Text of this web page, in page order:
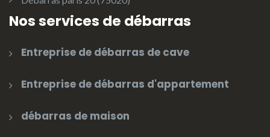
Nos services de débarras
Entreprise de débarras de cave
Entreprise de débarras d'appartement
débarras de maison